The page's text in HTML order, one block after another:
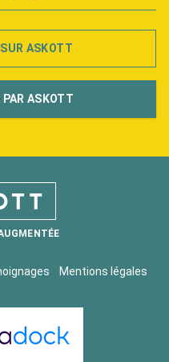
ASKOTT
ASKOTT
Mentions légales